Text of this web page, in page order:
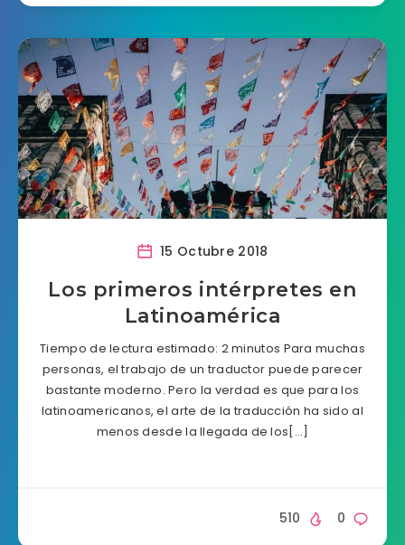
15 Octubre 2018
Los primeros intérpretes en
Latinoamérica
Tiempo de lectura estimado: 2 minutos Para muchas
personas, el trabajo de un traductor puede parecer
bastante moderno. Pero la verdad es que para los
latinoamericanos, el arte de la traducción ha sido al
menos desde la llegada de los[…]
0
510